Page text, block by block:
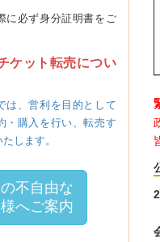
に必ず身分証明書をご
ケット転売につい
は、営利を目的として
・購入を行い、転売す
します。
不自由な
へご案内